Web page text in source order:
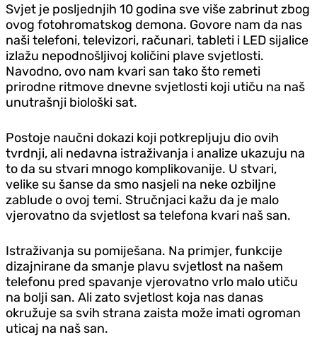
Svjet je posljednjih 10 godina sve više zabrinut zbog
ovog fotohromatskog demona. Govore nam da nas
naši telefoni, televizori, računari, tableti i LED sijalice
izlažu nepodnošljivoj količini plave svjetlosti.
Navodno, ovo nam kvari san tako što remeti
prirodne ritmove dnevne svjetlosti koji utiču na naš
unutrašnji biološki sat.
Postoje naučni dokazi koji potkrepljuju dio ovih
tvrdnji, ali nedavna istraživanja i analize ukazuju na
to da su stvari mnogo komplikovanije. U stvari,
velike su šanse da smo nasjeli na neke ozbiljne
zablude o ovoj temi. Stručnjaci kažu da je malo
vjerovatno da svjetlost sa telefona kvari naš san.
Istraživanja su pomiješana. Na primjer, funkcije
dizajnirane da smanje plavu svjetlost na našem
telefonu pred spavanje vjerovatno vrlo malo utiču
na bolji san. Ali zato svjetlost koja nas danas
okružuje sa svih strana zaista može imati ogroman
uticaj na naš san.